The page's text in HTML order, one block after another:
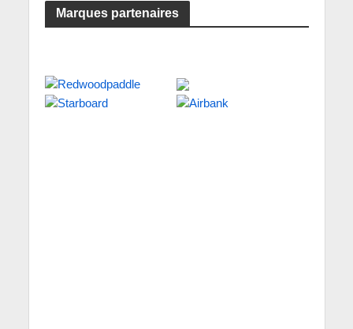
Marques partenaires